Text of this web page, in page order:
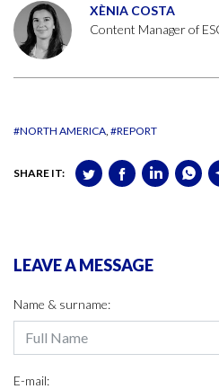
XÈNIA COSTA
Content Manager of
#NORTH AMERICA #REPORT
SHARE IT:
LEAVE A MESSAGE
Name & surname:
E-mail: